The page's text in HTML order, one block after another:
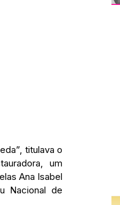
um
Ana Isabel
Nacional de